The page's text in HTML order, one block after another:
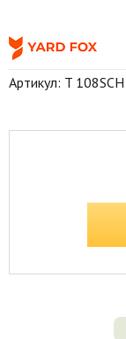
Артикул: T 108SCH